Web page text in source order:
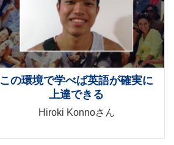
この環境で学べば英語が確実に
上達できる
Hiroki Konnoさん